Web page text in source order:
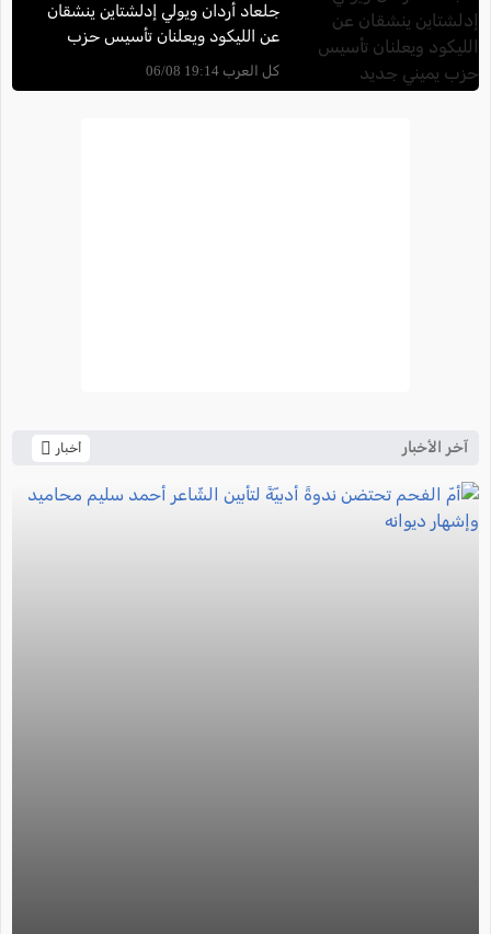
جلعاد أردان ويولي إدلشتاين ينشقان
عن الليكود ويعلنان تأسيس حزب
يميني جديد
كل العرب 19:14 06/08
آخر الأخبار أخبار